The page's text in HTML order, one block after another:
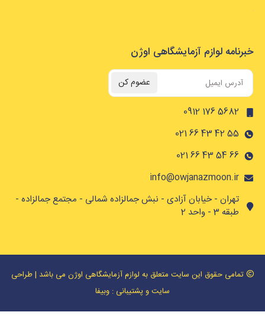
لوازم آزمایشگاهی اوژن
5682
- خیابان آزادی - نبش جمالزاده شمالی - مجتمع جمالزاده -
حقوق این سایت متعلق به لوازم آزمایشگاهی اوژن می باشد | طراحی
و پشتیبانی : وبیفا